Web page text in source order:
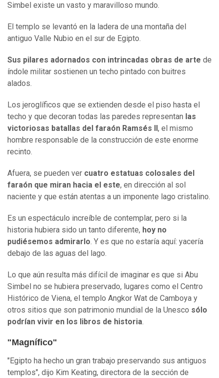
Simbel existe un vasto y maravilloso mundo.
El templo se levantó en la ladera de una montaña del
antiguo Valle Nubio en el sur de Egipto.
Sus pilares adornados con intrincadas obras de arte de
índole militar sostienen un techo pintado con buitres
alados.
Los jeroglíficos que se extienden desde el piso hasta el
techo y que decoran todas las paredes representan las
victoriosas batallas del faraón Ramsés II , el mismo
hombre responsable de la construcción de este enorme
recinto.
Afuera, se pueden ver cuatro estatuas colosales del
faraón que miran hacia el este, en dirección al sol
naciente y que están atentas a un imponente lago cristalino.
Es un espectáculo increíble de contemplar, pero si la
historia hubiera sido un tanto diferente, hoy no
pudiésemos admirarlo. Y es que no estaría aquí: yacería
debajo de las aguas del lago.
Lo que aún resulta más difícil de imaginar es que si Abu
Simbel no se hubiera preservado, lugares como el Centro
Histórico de Viena, el templo Angkor Wat de Camboya y
otros sitios que son patrimonio mundial de la Unesco só lo
podrían vivir en los libros de historia.
"Magnífico"
"Egipto ha hecho un gran trabajo preservando sus antiguos
templos", dijo Kim Keating, directora de la sección de